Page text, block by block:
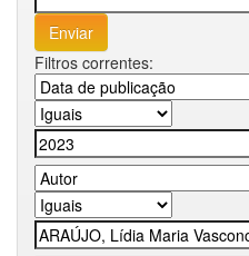
Filtros correntes: